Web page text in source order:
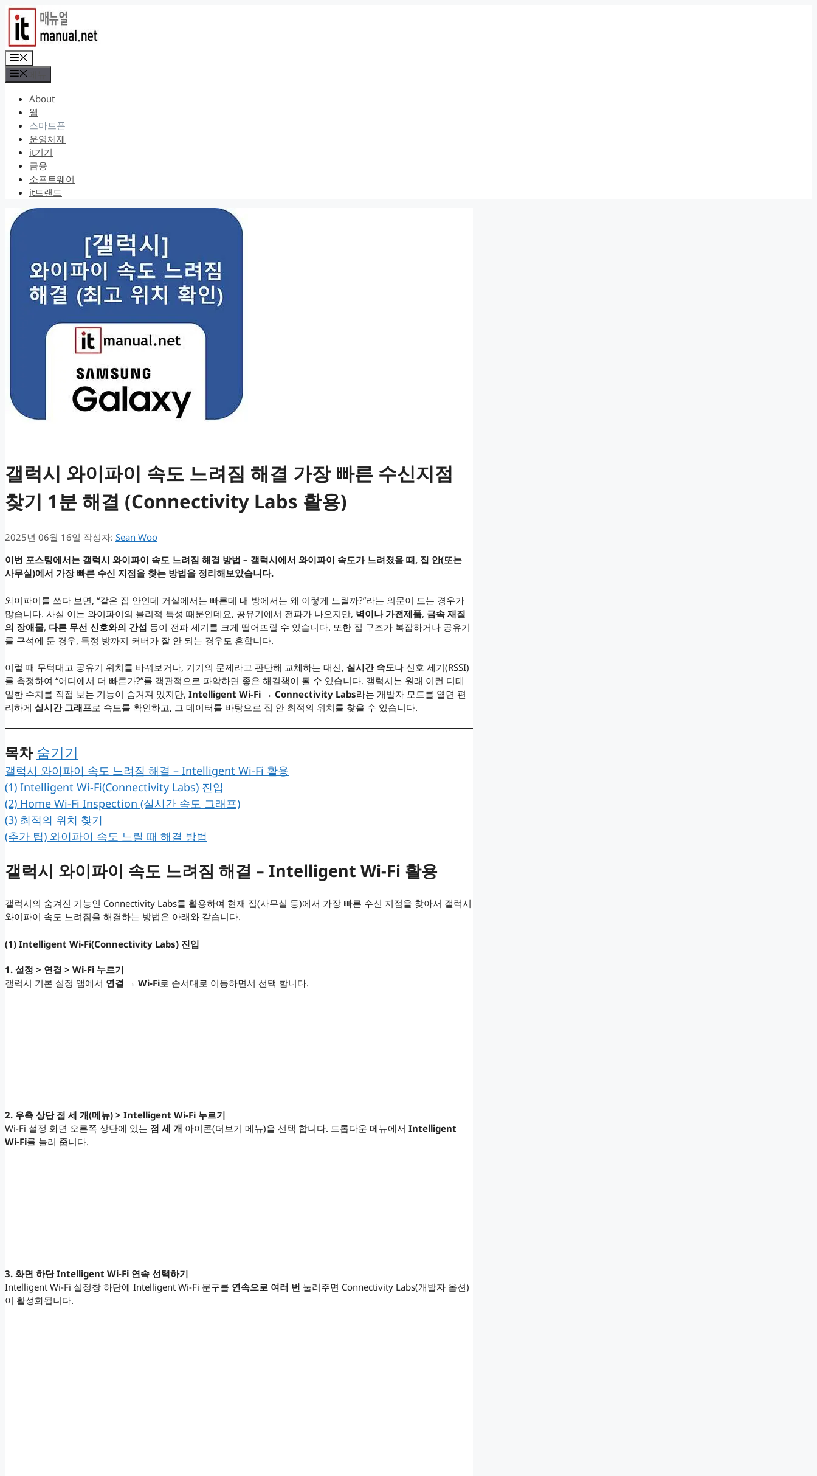
컨
로
건
너
뉴
About
웹
스마트폰
운영체제
it기기
금융
소프트웨어
it트랜드
갤럭시 와이파이 속도 느려짐 해결 가장 빠른 수신지점
찾기 1분 해결 (Connectivity Labs 활용)
2025년 06월 16일 작성자: Sean Woo
이번 포스팅에서는 갤럭시 와이파이 속도 느려짐 해결 방법 – 갤럭시에서 와이파이 속도가 느려졌을 때, 집 안(또는
사무실)에서 가장 빠른 수신 지점을 찾는 방법을 정리해보았습니다.
와이파이를 쓰다 보면, “같은 집 안인데 거실에서는 빠른데 내 방에서는 왜 이렇게 느릴까?”라는 의문이 드는 경우가
많습니다. 사실 이는 와이파이의 물리적 특성 때문인데요, 공유기에서 전파가 나오지만, 벽이나 가전제품, 금속 재질
의 장애물, 다른 무선 신호와의 간섭 등이 전파 세기를 크게 떨어뜨릴 수 있습니다. 또한 집 구조가 복잡하거나 공유기
를 구석에 둔 경우, 특정 방까지 커버가 잘 안 되는 경우도 흔합니다.
이럴 때 무턱대고 공유기 위치를 바꿔보거나, 기기의 문제라고 판단해 교체하는 대신, 실시간 속도나 신호 세기(RSSI)
를 측정하여 “어디에서 더 빠른가?”를 객관적으로 파악하면 좋은 해결책이 될 수 있습니다. 갤럭시는 원래 이런 디테
일한 수치를 직접 보는 기능이 숨겨져 있지만, Intelligent Wi-Fi → Connectivity Labs라는 개발자 모드를 열면 편
리하게 실시간 그래프로 속도를 확인하고, 그 데이터를 바탕으로 집 안 최적의 위치를 찾을 수 있습니다.
목차 숨기기
갤럭시 와이파이 속도 느려짐 해결 – Intelligent Wi-Fi 활용
(1) Intelligent Wi-Fi(Connectivity Labs) 진입
(2) Home Wi-Fi Inspection (실시간 속도 그래프)
(3) 최적의 위치 찾기
(추가 팁) 와이파이 속도 느릴 때 해결 방법
갤럭시 와이파이 속도 느려짐 해결 – Intelligent Wi-Fi 활용
갤럭시의 숨겨진 기능인 Connectivity Labs를 활용하여 현재 집(사무실 등)에서 가장 빠른 수신 지점을 찾아서 갤럭시
와이파이 속도 느려짐을 해결하는 방법은 아래와 같습니다.
(1) Intelligent Wi-Fi(Connectivity Labs) 진입
1. 설정 > 연결 > Wi-Fi 누르기
갤럭시 기본 설정 앱에서 연결 → Wi-Fi로 순서대로 이동하면서 선택 합니다.
2. 우측 상단 점 세 개(메뉴) > Intelligent Wi-Fi 누르기
Wi-Fi 설정 화면 오른쪽 상단에 있는 점 세 개 아이콘(더보기 메뉴)을 선택 합니다. 드롭다운 메뉴에서 Intelligent
Wi-Fi를 눌러 줍니다.
3. 화면 하단 Intelligent Wi-Fi 연속 선택하기
Intelligent Wi-Fi 설정창 하단에 Intelligent Wi-Fi 문구를 연속으로 여러 번 눌러주면 Connectivity Labs(개발자 옵션)
이 활성화됩니다.